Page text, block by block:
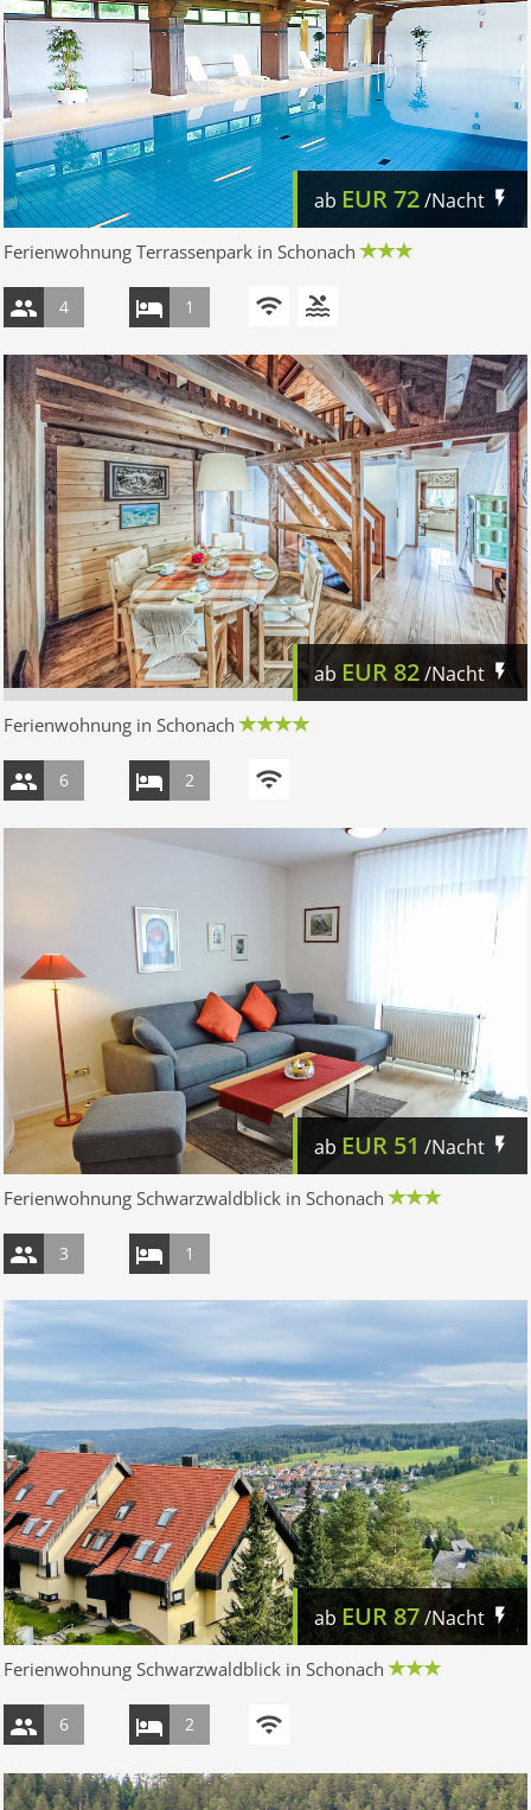
ab EUR72/Nacht
Ferienwohnung Terrassenpark in Schonach
4 1
ab EUR 82/Nacht
Ferienwohnung in Schonach
6 2
ab EUR 51 /Nacht
Ferienwohnung Schwarzwaldblick in Schonach
3 1
ab EUR 87/Nacht
Ferienwohnung Schwarzwaldblick in Schonach
6 2